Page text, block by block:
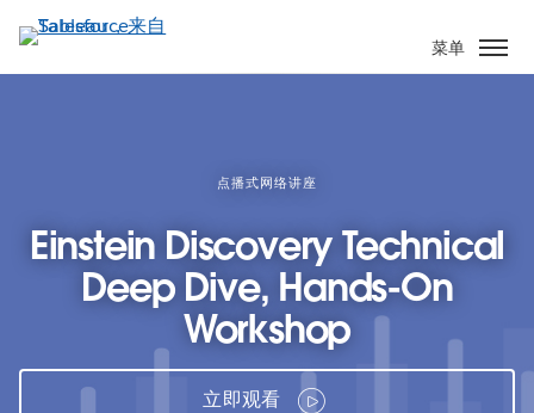
转
到
菜单
点播式网络讲座
Einstein Discovery Technical
Deep Dive, Hands-On
Workshop
立即观看